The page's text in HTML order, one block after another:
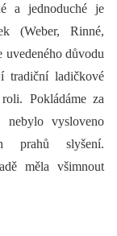
a jednoduché je
(Weber, Rinné,
uvedeného důvodu
tradiční ladičkové
Pokládáme za
nebylo vysloveno
prahů slyšení.
měla všimnout